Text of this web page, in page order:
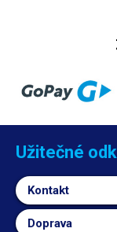
Užitečné
Kontakt
Doprava